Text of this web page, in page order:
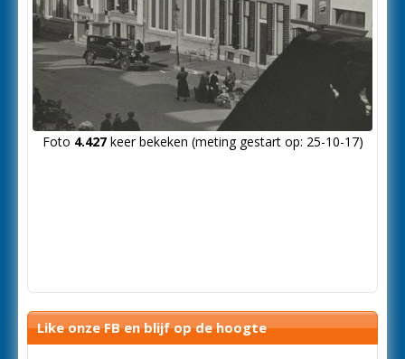
Foto 4.427keer bekeken (meting gestart op: 25-10-17)
Like onze FB en blijf op de hoogte